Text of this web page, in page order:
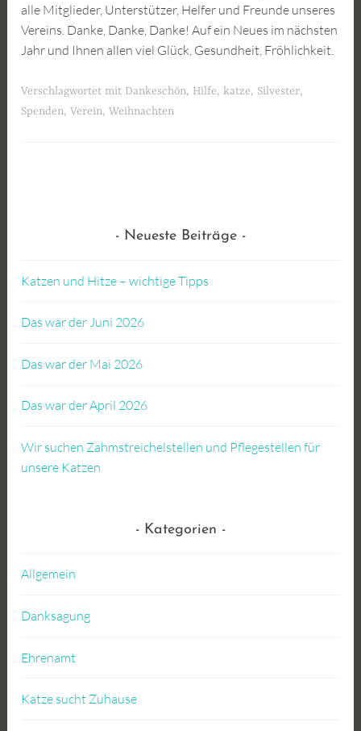
alle Mitglieder, Unterstützer, Helfer und Freunde unseres
Vereins. Danke, Danke, Danke! Auf ein Neues im nächsten
Jahr und Ihnen allen viel Glück, Gesundheit, Fröhlichkeit.
Verschlagwortet mit Dankeschön, Hilfe,katze, Silvester,
Spenden,Verein,Weihnachten
Neueste Beiträge
Katzen und Hitze – wichtige Tipps
Das war der Juni 2026
Das war der Mai 2026
Das war der April 2026
Wir suchen Zahmstreichelstellen und Pflegestellen für
unsere Katzen
Kategorien
Allgemein
Danksagung
Ehrenamt
Katze sucht Zuhause